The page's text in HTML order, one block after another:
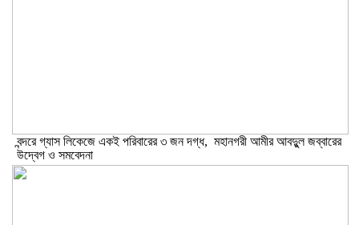
বন্দরে গ্যাস লিকেজে একই পরিবারের ৩ জন দগ্ধ, মহানগরী আমীর আবদুুল জব্বারের
উদ্বেগ ও সমবেদনা